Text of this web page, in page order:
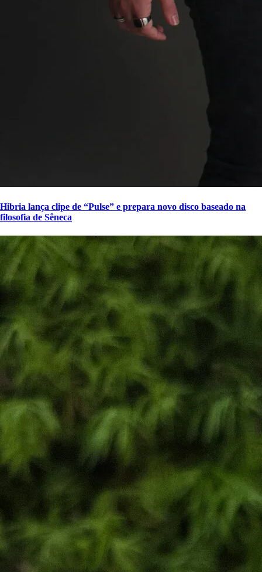
Hibria lança clipe de “Pulse” e prepara novo disco baseado na
filosofia de Sêneca